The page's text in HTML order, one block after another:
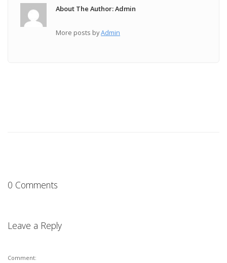
About The Author: Admin
More posts byAdmin
0 Comments
Leave a Reply
Comment: